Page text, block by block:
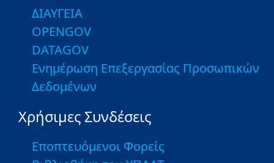
ΔΙΑΥΓΕΙΑ
OPENGOV
DATAGOV
Ενημέρωση Επεξεργασίας Προσωπικών
Δεδομένων
Χρήσιμες Συνδέσεις
Εποπτευόμενοι Φορείς